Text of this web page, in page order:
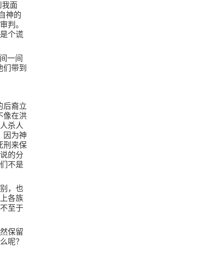
我面
神的
判。
个谎
一间
带到
后裔立
像在洪
杀人
因为神
刑来保
的分
不是
，也
各族
至于
保留
呢？